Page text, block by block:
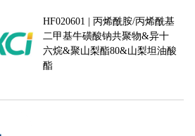
HF020601 | 丙烯酰胺/丙烯酰基
二甲基牛磺酸钠共聚物&异十
六烷&聚山梨酯80&山梨坦油酸
酯